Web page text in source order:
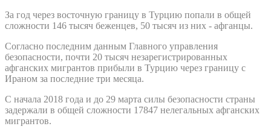
За год через восточную границу в Турцию попали в общей
сложности 146 тысяч беженцев, 50 тысяч из них - афганцы.
Согласно последним данным Главного управления
безопасности, почти 20 тысяч незарегистрированных
афганских мигрантов прибыли в Турцию через границу с
Ираном за последние три месяца.
С начала 2018 года и до 29 марта силы безопасности страны
задержали в общей сложности 17847 нелегальных афганских
мигрантов.